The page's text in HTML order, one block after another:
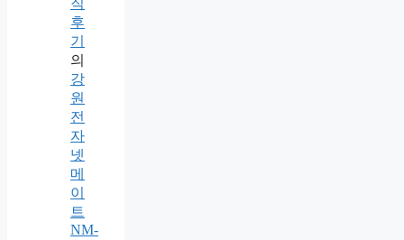
후
기
의
강
원
전
자
넷
메
이
트
NM-